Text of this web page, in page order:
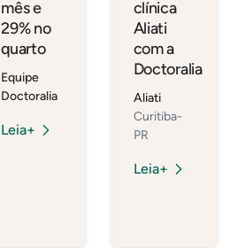
mês e
29% no
quarto
Equipe
Doctoralia
Leia+
clínica
Aliati
com a
Doctoralia
Aliati
Curitiba-
PR
Leia+